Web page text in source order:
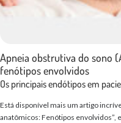
Apneia obstrutiva do sono
fenótipos envolvidos
Os principais endótipos em
Está disponível mais um artigo
anatômicos: Fenótipos envolvidos”,